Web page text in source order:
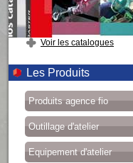
Voir les catalogues
Les Produits
Produits agence fio
Outillage d'atelier
Equipement d'atelier